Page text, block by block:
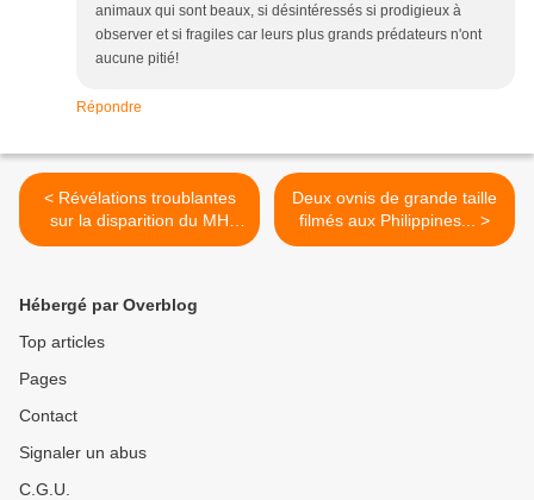
animaux qui sont beaux, si désintéressés si prodigieux à
observer et si fragiles car leurs plus grands prédateurs n'ont
aucune pitié!
Répondre
< Révélations troublantes
sur la disparition du MH
370...
Deux ovnis de grande taille
filmés aux Philippines... >
Hébergé par Overblog
Top articles
Pages
Contact
Signaler un abus
C.G.U.